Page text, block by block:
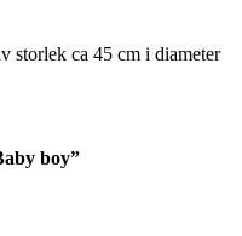
storlek ca 45 cm i diameter
boy”